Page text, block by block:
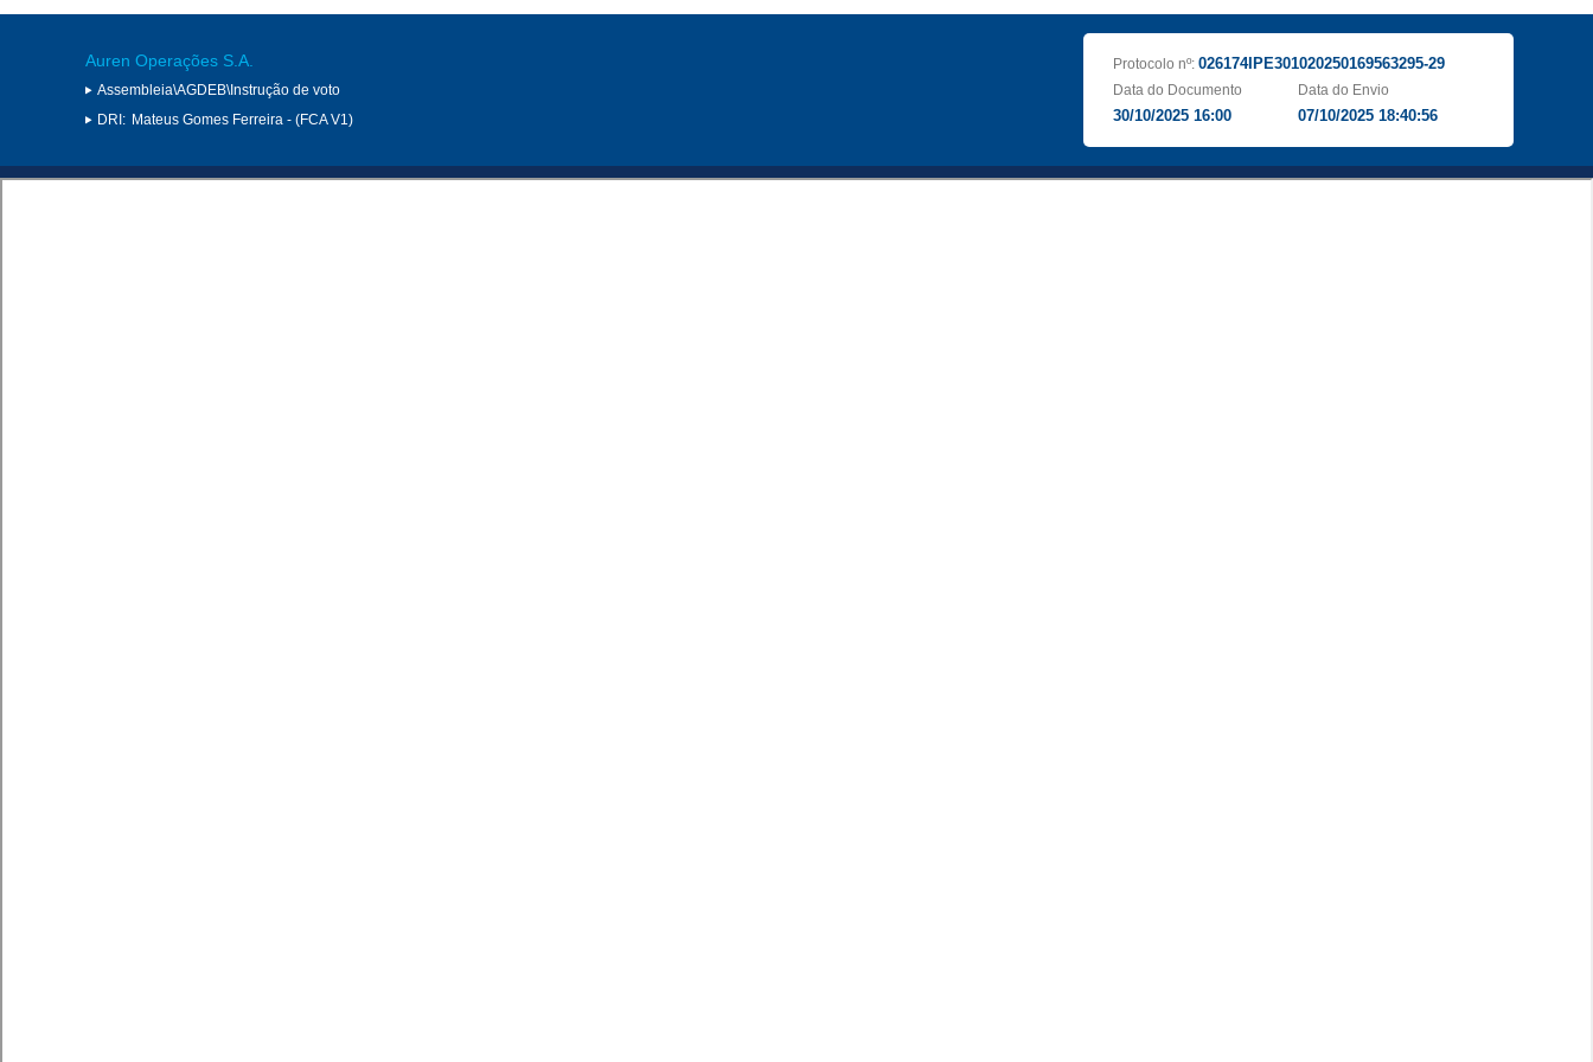
Auren Operações S.A.
Assembleia\AGDEB\Instrução de voto
DRI: Mateus Gomes Ferreira - (FCA V1)
Protocolo nº: 026174IPE301020250169563295-29
Data do Documento
30/10/2025 16:00
Data do Envio
07/10/2025 18:40:56